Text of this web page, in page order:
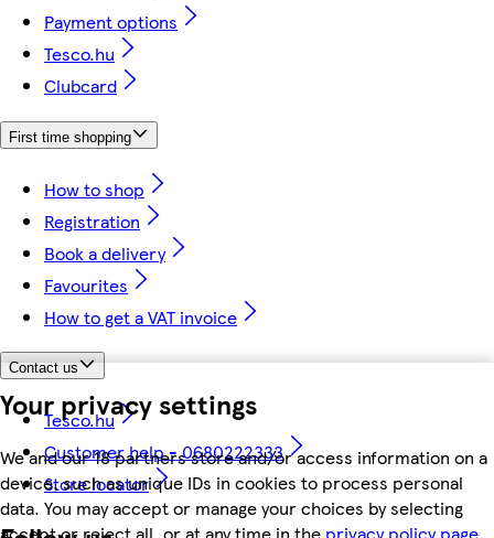
Your privacy settings
We and our 18 partners store and/or access information on a
device, such as unique IDs in cookies to process personal
data. You may accept or manage your choices by selecting
accept or reject all, or at any time in the privacy policy page.
Payment options
Tesco.hu
Clubcard
First time shopping
How to shop
Registration
Book a delivery
Favourites
How to get a VAT invoice
Contact us
Tesco.hu
Customer help - 0680222333
Store locator